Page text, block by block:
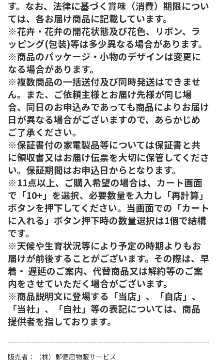
す。なお、法律に基づく賞味（消費）期限につい
ては、各お届け商品に記載しています。
※花卉・花弁の開花状態及び花色、リボン、ラ
ッピング(包装)等は多少異なる場合があります。
※商品のパッケージ・小物のデザインは変更に
なる場合があります。
※複数商品の一括送付及び同時発送はできませ
ん。また、ご依頼主様とお届け先様が同じ場
合、同日のお申込みであっても商品によりお届け
日が異なる場合がございますので、あらかじめ
ご了承ください。
※保証書付の家電製品等については保証書と共
に領収書又はお届け伝票を大切に保管してくださ
い。保証期間はお申込日からとなります。
※11点以上、ご購入希望の場合は、カート画面
で「10+」を選択、必要数量を入力し「再計算」
ボタンを押下してください。当画面での「カート
に入れる」ボタン押下時の数量選択は1個で結構
です。
※天候や生育状況等により予定の時期よりもお
届けが前後することがございます。その際は、早
着・ 遅延のご案内、代替商品又は解約等のご案
内をさせていただく場合がございます。
※商品説明文に登場する「当店」、「自店」、
「当社」、「自社」等の表記については、商品
提供者を指しております。
販売者
（株）郵便局物販サービス